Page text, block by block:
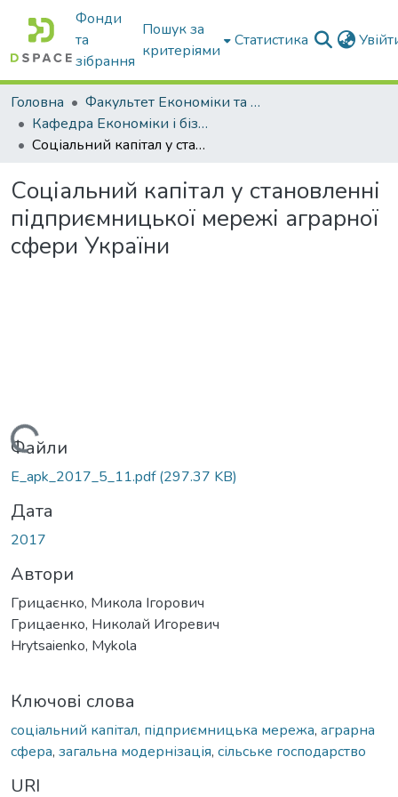
Фонди
та
зібрання
Пошук за
критеріями
Статистика
Головна
Факультет Економіки та бізнесу
Кафедра Економіки і бізнесу
Соціальний капітал у становленні підприємницької мережі аграрної сфери України
Соціальний капітал у становленні
підприємницької мережі аграрної
сфери України
Вантажиться...
Файли
E_apk_2017_5_11.pdf(297.37 KB)
Дата
2017
Автори
Грицаєнко, Микола Ігорович
Грицаенко, Николай Игоревич
Hrytsaienko, Mykola
Ключові слова
соціальний капітал, підприємницька мережа, аграрна
сфера, загальна модернізація, сільське господарство
URI